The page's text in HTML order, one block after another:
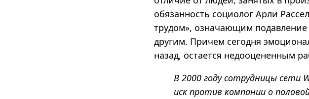
обязанность социолог Арли
трудом», означающим подавление
другим. Причем сегодня
назад, остается недооцененным
В 2000 году сотрудницы сети
иск против компании о